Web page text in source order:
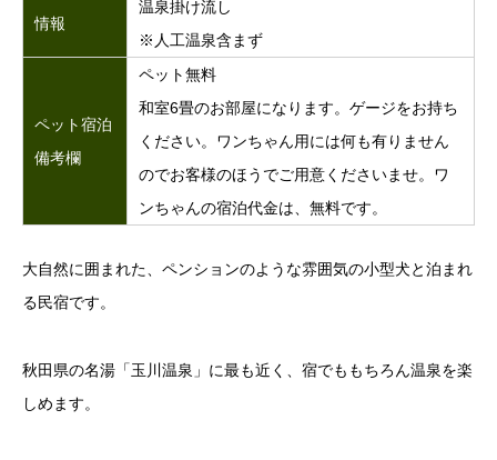
情報
温泉掛け流し
※人工温泉含まず
ペット宿泊
備考欄
ペット無料
和室6畳のお部屋になります。ゲージをお持ち
ください。ワンちゃん用には何も有りません
のでお客様のほうでご用意くださいませ。ワ
ンちゃんの宿泊代金は、無料です。
大自然に囲まれた、ペンションのような雰囲気の小型犬と泊まれ
る民宿です。
秋田県の名湯「玉川温泉」に最も近く、宿でももちろん温泉を楽
しめます。